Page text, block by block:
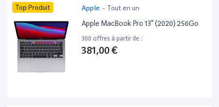
Top Produit Apple - Tout en un
Apple MacBook Pro 13” (2020) 256Go
300 offres à partir de :
381,00 €